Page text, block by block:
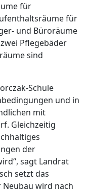
für
für
und Büroräume
Pflegebäder
sind
Schule
und in
mit
Gleichzeitig
der
sagt Landrat
setzt das
Neubau wird nach